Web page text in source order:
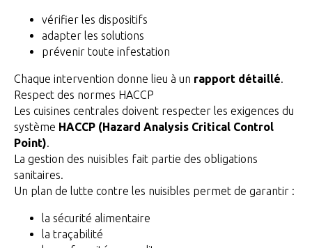
vérifier les dispositifs
adapter les solutions
prévenir toute infestation
Chaque intervention donne lieu à un rapport détaillé.
Respect des normes HACCP
Les cuisines centrales doivent respecter les exigences du
système HACCP (Hazard Analysis Critical Control
Point).
La gestion des nuisibles fait partie des obligations
sanitaires.
Un plan de lutte contre les nuisibles permet de garantir :
la sécurité alimentaire
la traçabilité